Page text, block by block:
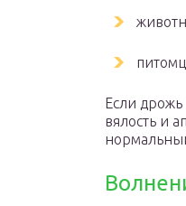
Если дрожь
вялость и